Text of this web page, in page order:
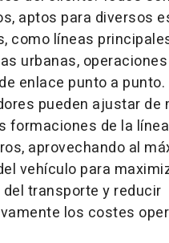
aptos para diversos
como líneas
urbanas,
enlace punto a punto.
pueden ajustar de
formaciones de la
aprovechando al
vehículo para
transporte y reducir
los costes